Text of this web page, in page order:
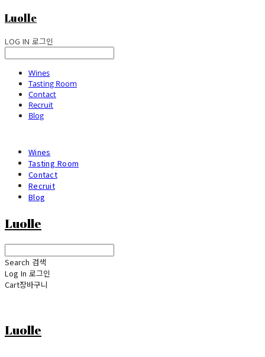
Luolle
LOG IN 로그인
Wines
Tasting Room
Contact
Recruit
Blog
Wines
Tasting Room
Contact
Recruit
Blog
Luolle
Search 검색
Log In 로그인
Cart장바구니
Luolle